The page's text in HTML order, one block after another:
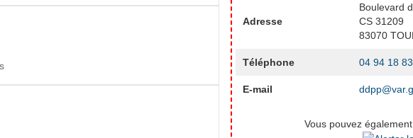
Adresse
Boulevard
CS 31209
83070
Téléphone 04 94 18
E-mail
Vous pouvez